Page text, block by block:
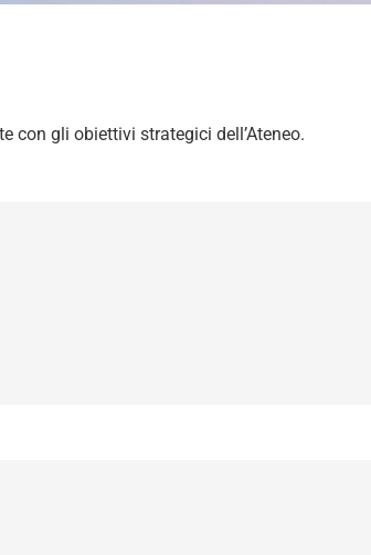
con gli obiettivi strategici dell’Ateneo.